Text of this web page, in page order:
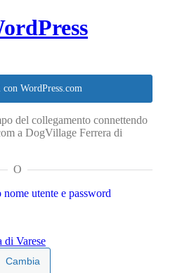
con WordPress.com
del collegamento connettendo
a DogVillage Ferrera di
O
utente e password
Varese